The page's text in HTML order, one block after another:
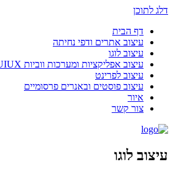
דלג לתוכן
דף הבית
עיצוב אתרים ודפי נחיתה
עיצוב לוגו
עיצוב אפליקציות ומערכות ווביות UIUX​
עיצוב לפרינט
עיצוב פוסטים ובאנרים פרסומיים
איור
צור קשר
עיצוב לוגו